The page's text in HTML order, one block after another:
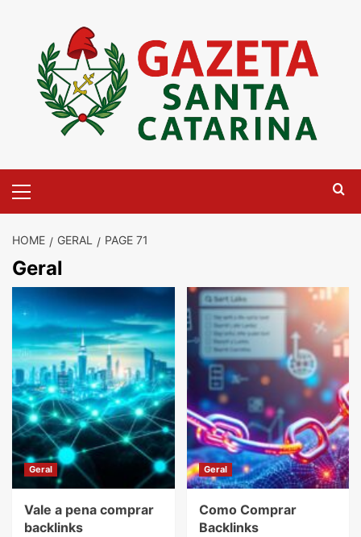
content
Menu
HOME GERAL PAGE 71
Geral
Geral
Vale a pena comprar
backlinks
Geral
Como Comprar
Backlinks